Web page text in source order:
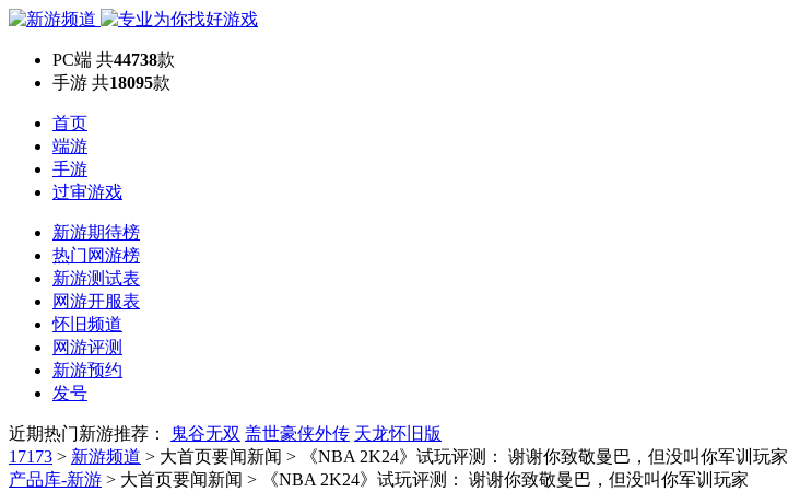
PC端 共44738款
手游 共18095款
首页
端游
手游
过审游戏
新游期待榜
热门网游榜
新游测试表
网游开服表
怀旧频道
网游评测
新游预约
发号
近期热门新游推荐： 鬼谷无双 盖世豪侠外传 天龙怀旧版
17173 > 新游频道 > 大首页要闻新闻 >
《NBA 2K24》试玩评测： 谢谢你致敬曼巴，但没叫你军训玩家
产品库-新游 > 大首页要闻新闻 > 《NBA 2K24》试玩评测： 谢谢你致敬曼巴，但没叫你军训玩家